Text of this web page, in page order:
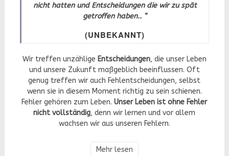
nicht hatten und Entscheidungen die wir zu spät
getroffen haben.. “
(UNBEKANNT)
Wir treffen unzählige Entscheidungen, die unser Leben
und unsere Zukunft maßgeblich beeinflussen. Oft
genug treffen wir auch Fehlentscheidungen, selbst
wenn sie in diesem Moment richtig zu sein schienen.
Fehler gehören zum Leben.Unser Leben ist ohne Fehler
nicht vollständig, denn wir lernen und vor allem
wachsen wir aus unseren Fehlern.
Mehr lesen